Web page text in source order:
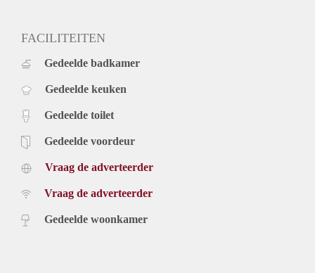
FACILITEITEN
Gedeelde badkamer
Gedeelde keuken
Gedeelde toilet
Gedeelde voordeur
Vraag de adverteerder
Vraag de adverteerder
Gedeelde woonkamer